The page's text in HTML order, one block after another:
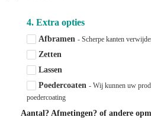
4. Extra opties
Afbramen - Scherpe kanten
Zetten
Lassen
Poedercoaten - Wij kunnen uw
poedercoating
Aantal? Afmetingen? of andere